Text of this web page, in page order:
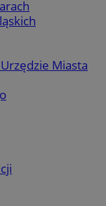
Miasta